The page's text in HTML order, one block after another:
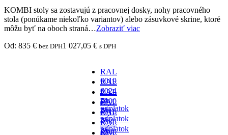
KOMBI stoly sa zostavujú z pracovnej dosky, nohy pracovného
stola (ponúkame niekoľko variantov) alebo zásuvkové skrine, ktoré
môžu byť na oboch straná…Zobraziť viac
Od: 835 € bez DPH1 027,05 € s DPH
RAL
6019
-
za
príplatok
RAL
6024
-
za
príplatok
RAL
7000
-
za
príplatok
RAL
7016
-
za
RAL
7035
- v
RAL
7040
RAL